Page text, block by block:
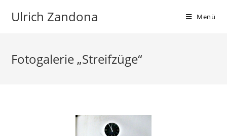
Ulrich Zandona Menü
Fotogalerie „Streifzüge“